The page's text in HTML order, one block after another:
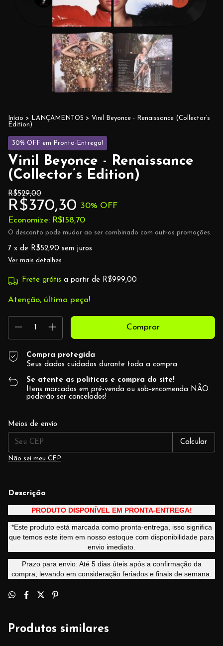
Início > LANÇAMENTOS > Vinil Beyonce - Renaissance (Collector’s
Edition)
30% OFF em Pronta-Entrega!
Vinil Beyonce - Renaissance
(Collector’s Edition)
R$529,00
R$370,30 30% OFF
Economize: R$158,70
O desconto pode mudar ao ser combinado com outras promoções.
7 x de R$52,90 sem juros
Ver mais detalhes
Frete grátis a partir de R$999,00
Atenção, última peça!
Compra protegida
Seus dados cuidados durante toda a compra.
Se atente as políticas e compra do site!
Itens marcados em pré-venda ou sob-encomenda NÃO
poderão ser cancelados!
Entregas para o CEP:
Meios de envio
Calcular
Não sei meu CEP
Descrição
PRODUTO DISPONÍVEL EM PRONTA-ENTREGA!
*Este produto está marcada como pronta-entrega, isso significa
que temos este item em nosso estoque com disponibilidade para
envio imediato.
Prazo para envio: Até 5 dias úteis após a confirmação da
compra, levando em consideração feriados e finais de semana.
Produtos similares